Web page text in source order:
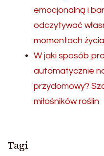
emocjonalną i
odczytywać
momentach życia
W jaki sposób
automatycznie
przydomowy?
miłośników roślin
Tagi